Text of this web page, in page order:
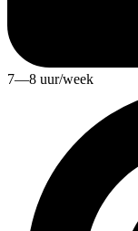
7—8 uur/week